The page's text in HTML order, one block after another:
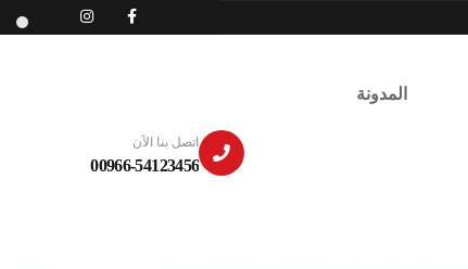
المدونة
اتصل بنا الآن
00966-54123456